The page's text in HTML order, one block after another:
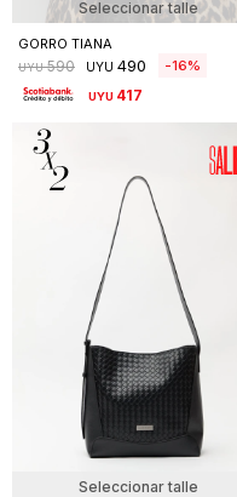
Seleccionar talle
GORRO TIANA
UYU 590 UYU 490 16
UYU 417
Seleccionar talle